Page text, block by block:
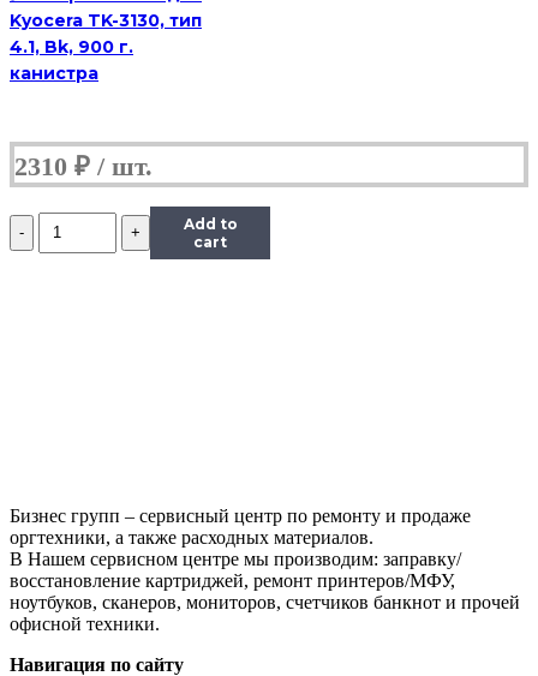
Kyocera TK-3130, тип
4.1, Bk, 900 г.
канистра
2310 ₽
Количество
Тонер
Add to
cart
Бизнес групп – сервисный центр по ремонту и продаже
оргтехники, а также расходных материалов.
В Нашем сервисном центре мы производим: заправку/
восстановление картриджей, ремонт принтеров/МФУ,
ноутбуков, сканеров, мониторов, счетчиков банкнот и прочей
офисной техники.
Навигация по сайту